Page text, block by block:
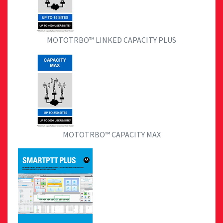
MOTOTRBO™ LINKED CAPACITY PLUS
MOTOTRBO™ CAPACITY MAX